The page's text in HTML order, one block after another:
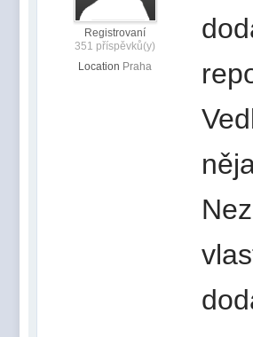
Registrovaní
351 příspěvků(y)
Location Praha